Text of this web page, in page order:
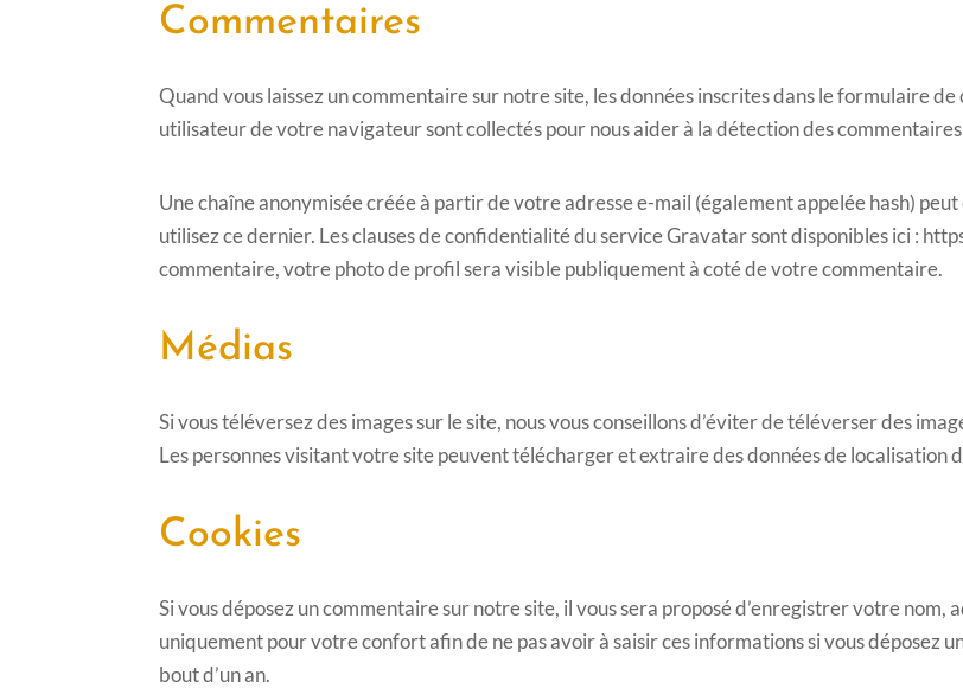
Commentaires
Quand vous laissez un commentaire sur notre site, les données inscrites dans le formulaire
utilisateur de votre navigateur sont collectés pour nous aider à la détection des
Une chaîne anonymisée créée à partir de votre adresse e-mail (également appelée hash)
utilisez ce dernier. Les clauses de confidentialité du service Gravatar sont disponibles ici :
commentaire, votre photo de profil sera visible publiquement à coté de votre commentaire.
Médias
Si vous téléversez des images sur le site, nous vous conseillons d’éviter de téléverser des
Les personnes visitant votre site peuvent télécharger et extraire des données de localisation
Cookies
Si vous déposez un commentaire sur notre site, il vous sera proposé d’enregistrer votre nom,
uniquement pour votre confort afin de ne pas avoir à saisir ces informations si vous déposez
bout d’un an.